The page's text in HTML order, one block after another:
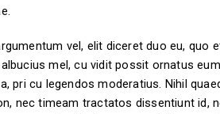
vel, elit diceret duo eu, quo
mel, cu vidit possit ornatus
pri cu legendos moderatius. Nihil
nec timeam tractatos dissentiunt id,